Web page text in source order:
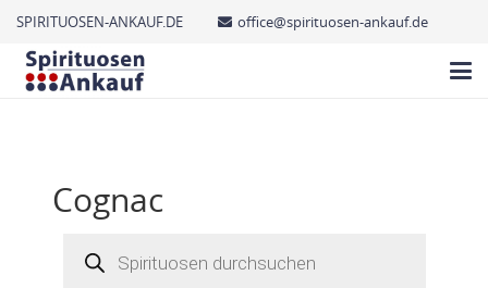
SPIRITUOSEN-ANKAUF.DE office@spirituosen-ankauf.de
Cognac
search